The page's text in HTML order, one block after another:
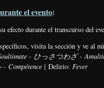
el evento:
efecto durante el transcurso del
visita la sección y ve al
- ひっさつわざ -
Compétence | Delirio: Fever